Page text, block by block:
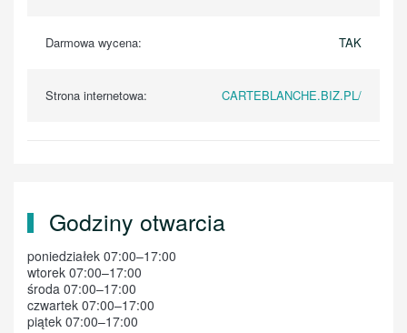
Darmowa wycena: TAK
Strona internetowa: CARTEBLANCHE.BIZ.PL/
Godziny otwarcia
poniedziałek 07:00–17:00
wtorek 07:00–17:00
środa 07:00–17:00
czwartek 07:00–17:00
piątek 07:00–17:00